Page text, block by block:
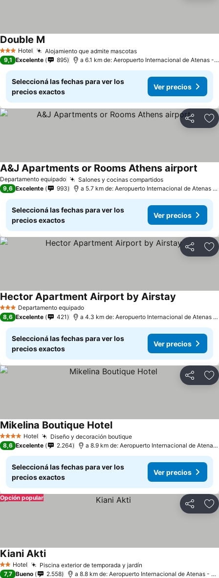
3 Estrellas
Hotel Alojamiento que admite mascotas
Double M
9,1 Excelente 895 a 6.1 km de: Aeropuerto Internacional de Atenas - Eleftherios Venizelos
Seleccioná las fechas para ver los
precios exactos
Ver precios
Compartir
Departamento equipado Salones y cocinas compartidos
A&J Apartments or Rooms Athens airport
9,6 Excelente 993 a 5.7 km de: Aeropuerto Internacional de Atenas - Eleftherios Venizelos
Seleccioná las fechas para ver los
precios exactos
Ver precios
Compartir
3 EstrellasDepartamento equipado
Hector Apartment Airport by Airstay
8,6 Excelente 421 a 4.3 km de: Aeropuerto Internacional de Atenas - Eleftherios Venizelos
Seleccioná las fechas para ver los
precios exactos
Ver precios
Compartir
4 EstrellasHotel Diseño y decoración boutique
Mikelina Boutique Hotel
8,6 Excelente 2.264 a 8.9 km de: Aeropuerto Internacional de Atenas - Eleftherios Venizelos
Seleccioná las fechas para ver los
precios exactos
Ver precios
Compartir
Opción popular
2 Estrellas
Hotel Piscina exterior de temporada y jardín
Kiani Akti
7,7 Bueno 2.558 a 8.8 km de: Aeropuerto Internacional de Atenas - Eleftherios Venizelos